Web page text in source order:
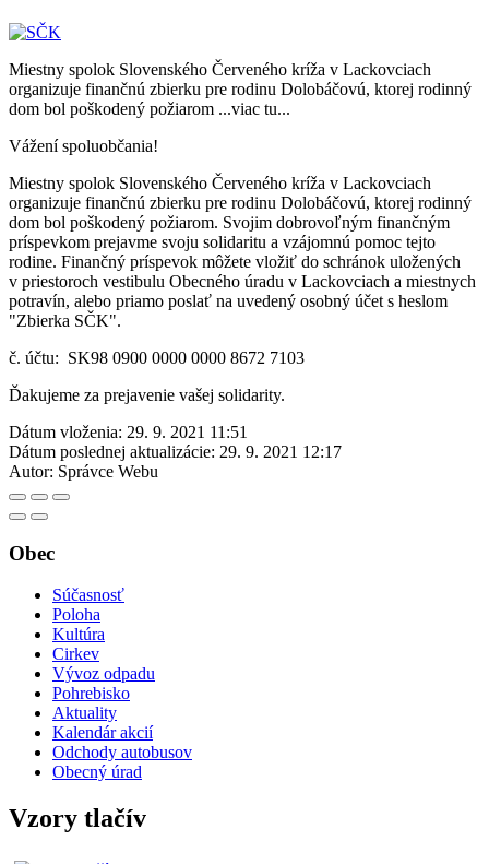
Miestny spolok Slovenského Červeného kríža v Lackovciach
organizuje finančnú zbierku pre rodinu Dolobáčovú, ktorej rodinný
dom bol poškodený požiarom ...viac tu...
Vážení spoluobčania!
Miestny spolok Slovenského Červeného kríža v Lackovciach
organizuje finančnú zbierku pre rodinu Dolobáčovú, ktorej rodinný
dom bol poškodený požiarom. Svojim dobrovoľným finančným
príspevkom prejavme svoju solidaritu a vzájomnú pomoc tejto
rodine. Finančný príspevok môžete vložiť do schránok uložených
v priestoroch vestibulu Obecného úradu v Lackovciach a miestnych
potravín, alebo priamo poslať na uvedený osobný účet s heslom
"Zbierka SČK".
č. účtu: SK98 0900 0000 0000 8672 7103
Ďakujeme za prejavenie vašej solidarity.
Dátum vloženia: 29. 9. 2021 11:51
Dátum poslednej aktualizácie: 29. 9. 2021 12:17
Autor: Správce Webu
Obec
Súčasnosť
Poloha
Kultúra
Cirkev
Vývoz odpadu
Pohrebisko
Aktuality
Kalendár akcií
Odchody autobusov
Obecný úrad
Vzory tlačív